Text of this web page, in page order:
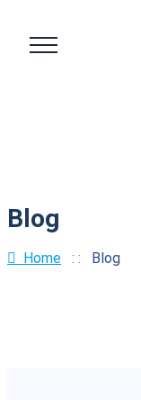
Blog
Home : : Blog